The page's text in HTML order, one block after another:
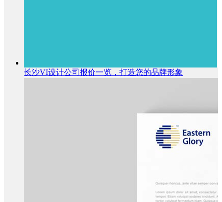
长沙VI设计公司报价一览，打造您的品牌形象